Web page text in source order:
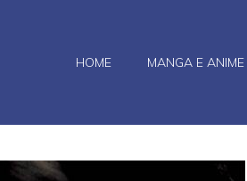
HOME MANGA E ANIME